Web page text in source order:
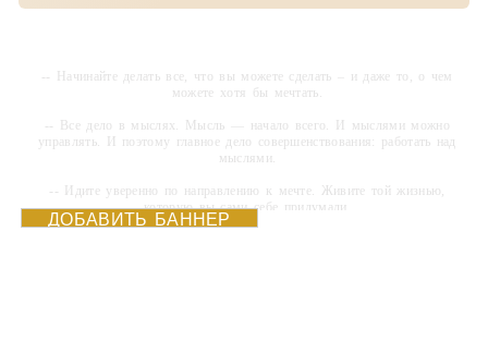
-- Начинайте делать все, что вы можете сделать – и даже то, о чем
можете хотя бы мечтать.
-- Все дело в мыслях. Мысль — начало всего. И мыслями можно
управлять. И поэтому главное дело совершенствования: работать над
мыслями.
-- Идите уверенно по направлению к мечте. Живите той жизнью,
которую вы сами себе придумали.
ДОБАВИТЬ БАННЕР